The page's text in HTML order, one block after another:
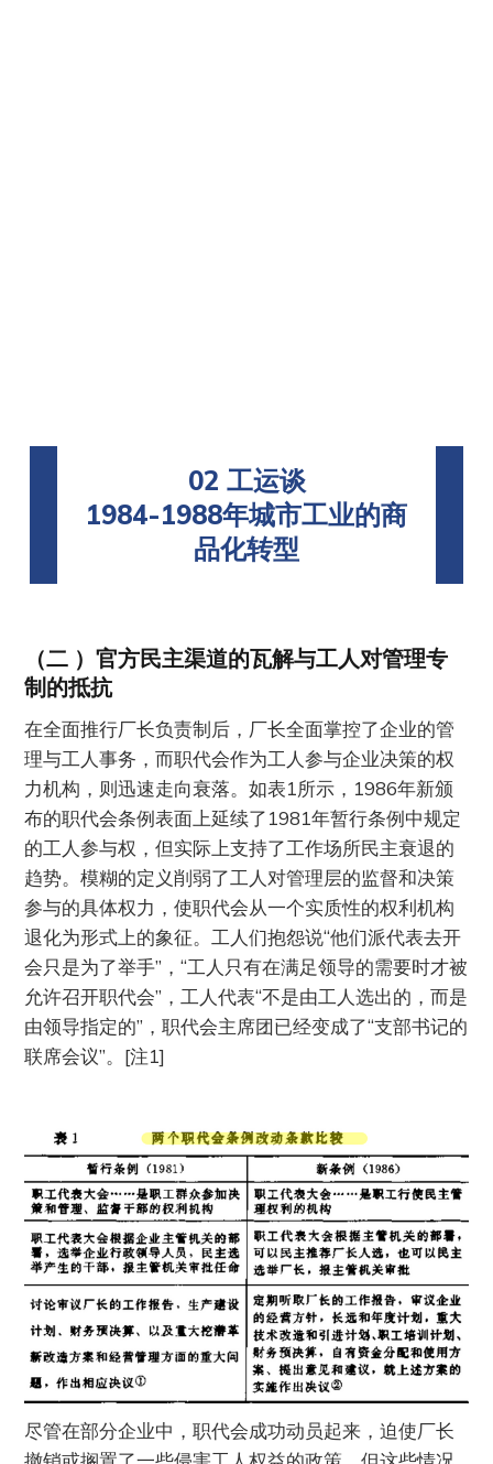
02 工运谈
1984-1988年城市工业的商
品化转型
（二 ）官方民主渠道的瓦解与工人对管理专
制的抵抗
在全面推行厂长负责制后，厂长全面掌控了企业的管
理与工人事务，而职代会作为工人参与企业决策的权
力机构，则迅速走向衰落。如表1所示，1986年新颁
布的职代会条例表面上延续了1981年暂行条例中规定
的工人参与权，但实际上支持了工作场所民主衰退的
趋势。模糊的定义削弱了工人对管理层的监督和决策
参与的具体权力，使职代会从一个实质性的权利机构
退化为形式上的象征。工人们抱怨说“他们派代表去开
会只是为了举手”，“工人只有在满足领导的需要时才被
允许召开职代会”，工人代表“不是由工人选出的，而是
由领导指定的”，职代会主席团已经变成了“支部书记的
联席会议”。[注1]
尽管在部分企业中，职代会成功动员起来，迫使厂长